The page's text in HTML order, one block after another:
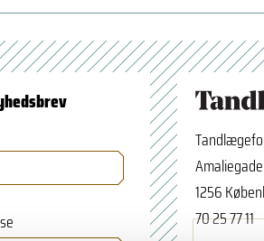
Amaliegade
1256
70 25 77 11